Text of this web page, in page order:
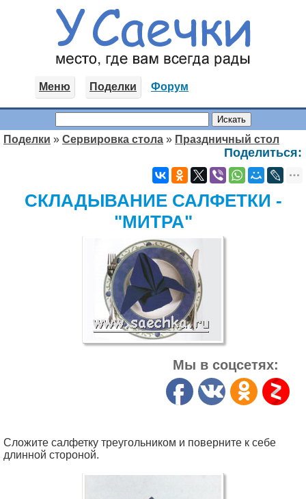
Меню Поделки Форум
Поделки » Сервировка стола » Праздничный стол
Поделиться:
СКЛАДЫВАНИЕ САЛФЕТКИ -
"МИТРА"
Мы в соцсетях:
Сложите салфетку треугольником и поверните к себе
длинной стороной.